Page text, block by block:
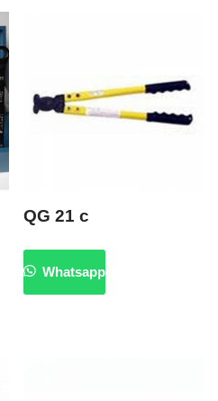
QG 21 c
Whatsapp